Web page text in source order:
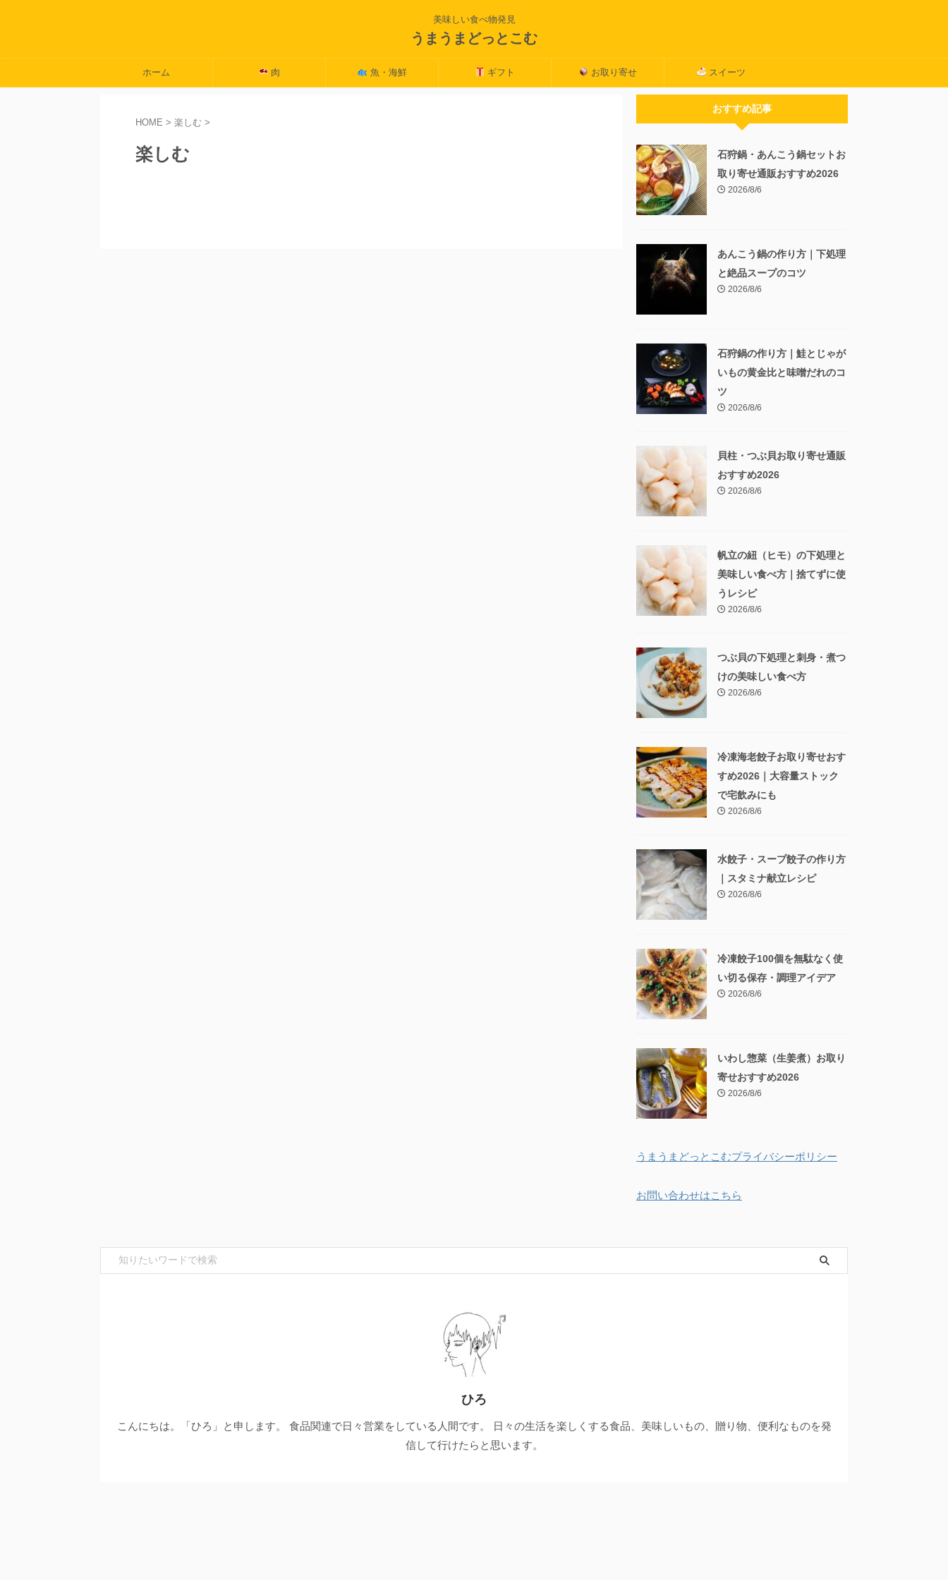
美味しい食べ物発見
うまうまどっとこむ
ホーム 肉 魚・海鮮 ギフト お取り寄せ スイーツ
HOME > 楽しむ >
楽しむ
おすすめ記事
石狩鍋・あんこう鍋セットお
取り寄せ通販おすすめ2026
2026/8/6
あんこう鍋の作り方｜下処理
と絶品スープのコツ
2026/8/6
石狩鍋の作り方｜鮭とじゃが
いもの黄金比と味噌だれのコ
ツ
2026/8/6
貝柱・つぶ貝お取り寄せ通販
おすすめ2026
2026/8/6
帆立の紐（ヒモ）の下処理と
美味しい食べ方｜捨てずに使
うレシピ
2026/8/6
つぶ貝の下処理と刺身・煮つ
けの美味しい食べ方
2026/8/6
冷凍海老餃子お取り寄せおす
すめ2026｜大容量ストック
で宅飲みにも
2026/8/6
水餃子・スープ餃子の作り方
｜スタミナ献立レシピ
2026/8/6
冷凍餃子100個を無駄なく使
い切る保存・調理アイデア
2026/8/6
いわし惣菜（生姜煮）お取り
寄せおすすめ2026
2026/8/6
うまうまどっとこむプライバシーポリシー
お問い合わせはこちら
ひろ
こんにちは。「ひろ」と申します。 食品関連で日々営業をしている人間です。 日々の生活を楽しくする食品、美味しいもの、贈り物、便利なものを発
信して行けたらと思います。